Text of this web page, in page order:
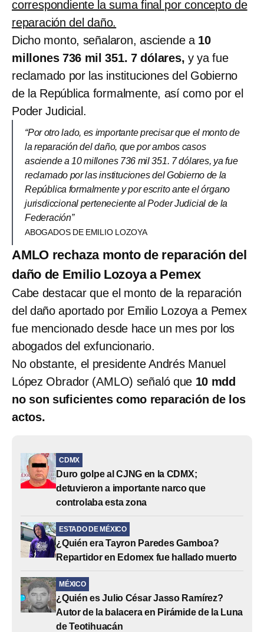
correspondiente la suma final por concepto de
reparación del daño.
Dicho monto, señalaron, asciende a10
millones 736 mil 351. 7 dólares, y ya fue
reclamado por las instituciones del Gobierno
de la República formalmente, así como por el
Poder Judicial.
“Por otro lado, es importante precisar que el monto de
la reparación del daño, que por ambos casos
asciende a 10 millones 736 mil 351. 7 dólares, ya fue
reclamado por las instituciones del Gobierno de la
República formalmente y por escrito ante el órgano
jurisdiccional perteneciente al Poder Judicial de la
Federación”
ABOGADOS DE EMILIO LOZOYA
AMLO rechaza monto de reparación del
daño de Emilio Lozoya a Pemex
Cabe destacar que el monto de la reparación
del daño aportado por Emilio Lozoya a Pemex
fue mencionado desde hace un mes por los
abogados del exfuncionario.
No obstante, el presidente Andrés Manuel
López Obrador (AMLO) señaló que 10 mdd
no son suficientes como reparación de los
actos.
CDMX
Duro golpe al CJNG en la CDMX;
detuvieron a importante narco que
controlaba esta zona
ESTADO DE MÉXICO
¿Quién era Tayron Paredes Gamboa?
Repartidor en Edomex fue hallado muerto
MÉXICO
¿Quién es Julio César Jasso Ramírez?
Autor de la balacera en Pirámide de la Luna
de Teotihuacán